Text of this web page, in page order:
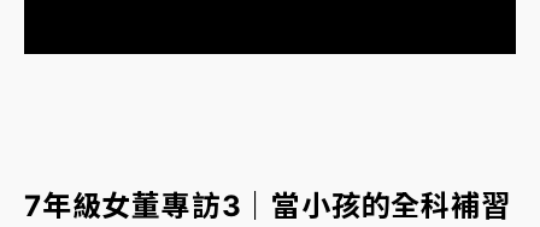
員工犯案 破案關鍵曝
水觀浪恐重罰失血
7年級女董專訪3｜當小孩的全科補習